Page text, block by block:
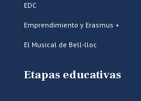
EDC
Emprendimiento y Erasmus +
El Musical de Bell-lloc
Etapas educativas